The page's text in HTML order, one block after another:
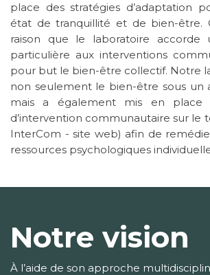
place des stratégies d’adaptation
état de tranquillité et de bien-être.
raison que le laboratoire accorde
particulière aux interventions
pour but le bien-être collectif. Notre
non seulement le bien-être sous un
mais a également mis en place
d’intervention communautaire sur le
InterCom - site web) afin de
ressources psychologiques
Notre vision
À l’aide de son approche